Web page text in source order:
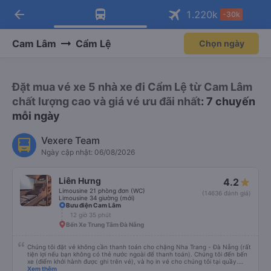
Tải app Vexere ngay!
Nhận ưu đãi thành viên độc
Mở app
Tải app Vexere
-30k/ghế khi đặt vé máy bay qua
Mở app
arrow_back 1.220k -30k
Cam Lâm Cẩm Lệ Chọn ngày
Đặt mua vé xe 5 nhà xe đi Cẩm Lệ từ Cam Lâm
chất lượng cao và giá vé ưu đãi nhất: 7 chuyến
mỗi ngày
Vexere Team
Ngày cập nhật: 06/08/2026
Liên Hưng
Limousine 21 phòng đơn (WC)
Limousine 34 giường (mới)
4.2
(14636 đánh giá)
Bưu điện Cam Lâm
12 giờ 35 phút
Bến Xe Trung Tâm Đà Nẵng
Chúng tôi đặt vé không cần thanh toán cho chặng Nha Trang - Đà Nẵng (rất
tiện lợi nếu bạn không có thẻ nước ngoài để thanh toán). Chúng tôi đến bến
xe (điểm khởi hành được ghi trên vé), và họ in vé cho chúng tôi tại quầy.
Chúng tôi cũng quyết định mua vé chiều về trực tiếp tại quầy, vì giá vé trên
Xem thêm